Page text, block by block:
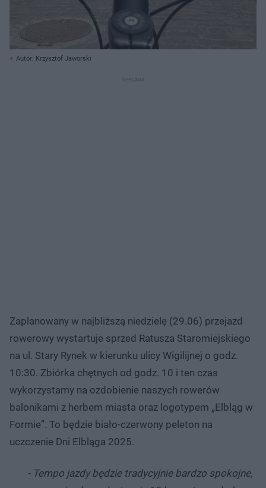
Autor: Krzysztof Jaworski
Zaplanowany w najbliższą niedzielę (29.06) przejazd
rowerowy wystartuje sprzed Ratusza Staromiejskiego
na ul. Stary Rynek w kierunku ulicy Wigilijnej o godz.
10:30. Zbiórka chętnych od godz. 10 i ten czas
wykorzystamy na ozdobienie naszych rowerów
balonikami z herbem miasta oraz logotypem „Elbląg w
Formie”. To będzie biało-czerwony peleton na
uczczenie Dni Elbląga 2025.
- Tempo jazdy będzie tradycyjnie bardzo spokojne,